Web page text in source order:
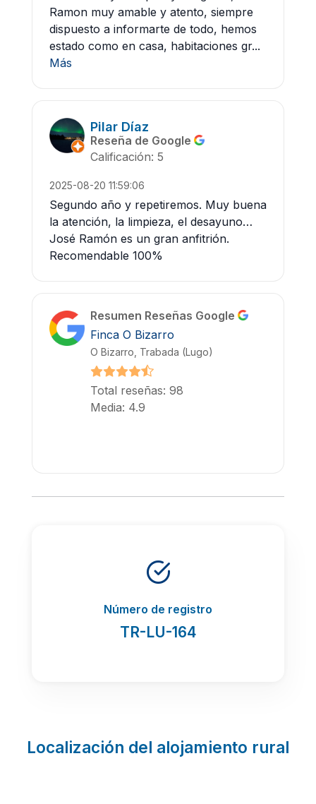
Ramon muy amable y atento, siempre
dispuesto a informarte de todo, hemos
estado como en casa, habitaciones gr...
Más
Pilar Díaz
Reseña de Google
Calificación: 5
2025-08-20 11:59:06
Segundo año y repetiremos. Muy buena
la atención, la limpieza, el desayuno…
José Ramón es un gran anfitrión.
Recomendable 100%
Resumen Reseñas Google
Finca O Bizarro
O Bizarro, Trabada (Lugo)
Total reseñas: 98
Media: 4.9
Número de registro
TR-LU-164
Localización del alojamiento rural